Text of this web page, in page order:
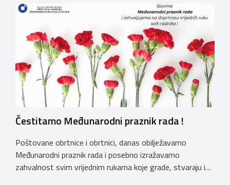
zatražila je od Ministarstva zaštite okoliša i zelene
tranzicije službeno tumačenje Uredbe te njen utjecaj na
ugostiteljski sektor. Tumačenje prenosimo u cijelosti: […]
Čestitamo Međunarodni praznik rada !
Poštovane obrtnice i obrtnici, danas obilježavamo
Međunarodni praznik rada i posebno izražavamo
zahvalnost svim vrijednim rukama koje grade, stvaraju i